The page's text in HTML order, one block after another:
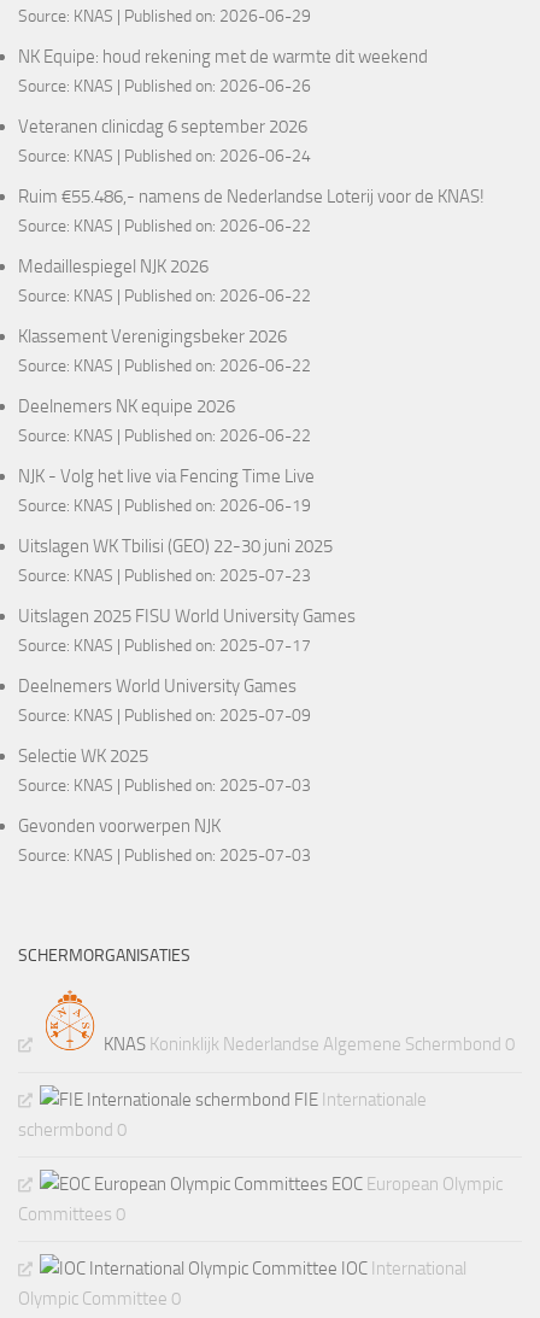
Source: KNAS Published on: 2026-06-29
NK Equipe: houd rekening met de warmte dit weekend
Source: KNAS Published on: 2026-06-26
Veteranen clinicdag 6 september 2026
Source: KNAS Published on: 2026-06-24
Ruim €55.486,- namens de Nederlandse Loterij voor de KNAS!
Source: KNAS Published on: 2026-06-22
Medaillespiegel NJK 2026
Source: KNAS Published on: 2026-06-22
Klassement Verenigingsbeker 2026
Source: KNAS Published on: 2026-06-22
Deelnemers NK equipe 2026
Source: KNAS Published on: 2026-06-22
NJK - Volg het live via Fencing Time Live
Source: KNAS Published on: 2026-06-19
Uitslagen WK Tbilisi (GEO) 22-30 juni 2025
Source: KNAS Published on: 2025-07-23
Uitslagen 2025 FISU World University Games
Source: KNAS Published on: 2025-07-17
Deelnemers World University Games
Source: KNAS Published on: 2025-07-09
Selectie WK 2025
Source: KNAS Published on: 2025-07-03
Gevonden voorwerpen NJK
Source: KNAS Published on: 2025-07-03
SCHERMORGANISATIES
KNAS Koninklijk Nederlandse Algemene Schermbond 0
FIE Internationale
schermbond 0
EOC European Olympic
Committees 0
IOC International
Olympic Committee 0